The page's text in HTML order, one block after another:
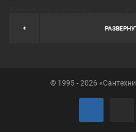
Мыльницы
Полотенцедержатели
© 1995 - 2026